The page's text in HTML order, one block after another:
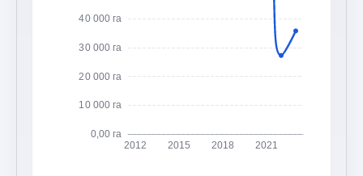
0,00 га
10 000 га
20 000 га
30 000 га
40 000 га
2012 2015 2018 2021